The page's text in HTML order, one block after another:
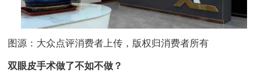
图源：大众点评消费者上传，版权归消费者所有
双眼皮手术做了不如不做？